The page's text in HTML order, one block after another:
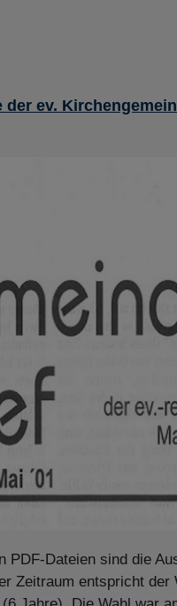
der ev.
PDF-Dateien sind die
Zeitraum entspricht der